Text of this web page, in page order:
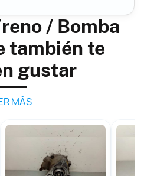
/ Bomba
también te
gustar
MÁS